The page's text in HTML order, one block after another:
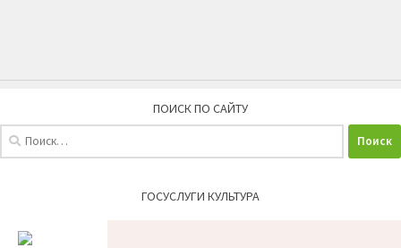
ПОИСК ПО САЙТУ
ГОСУСЛУГИ КУЛЬТУРА